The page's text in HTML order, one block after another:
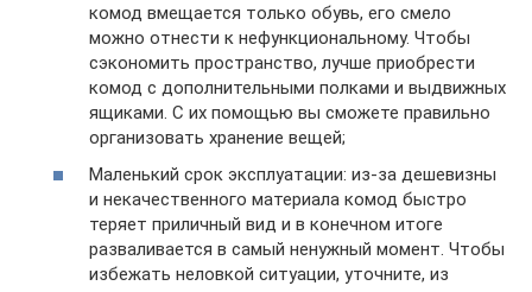
комод вмещается только обувь, его смело
можно отнести к нефункциональному. Чтобы
сэкономить пространство, лучше приобрести
комод с дополнительными полками и выдвижных
ящиками. С их помощью вы сможете правильно
организовать хранение вещей;
Маленький срок эксплуатации: из-за дешевизны
и некачественного материала комод быстро
теряет приличный вид и в конечном итоге
разваливается в самый ненужный момент. Чтобы
избежать неловкой ситуации, уточните, из